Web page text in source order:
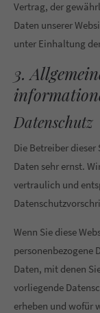
Vertrag, der
Daten unserer
unter Einhaltung
3.
Datenschutz
Die Betreiber
Daten sehr ernst.
vertraulich und
Wenn Sie diese
personenbezogene
Daten, mit denen
vorliegende
erheben und wofür